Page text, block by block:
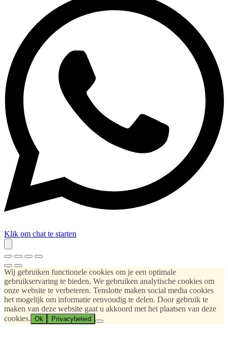
Klik om chat te starten
Wij gebruiken functionele cookies om je een optimale
gebruikservaring te bieden. We gebruiken analytische cookies om
onze website te verbeteren. Tenslotte maken social media cookies
het mogelijk om informatie eenvoudig te delen. Door gebruik te
maken van deze website gaat u akkoord met het plaatsen van deze
cookies. Ok Privacybeleid